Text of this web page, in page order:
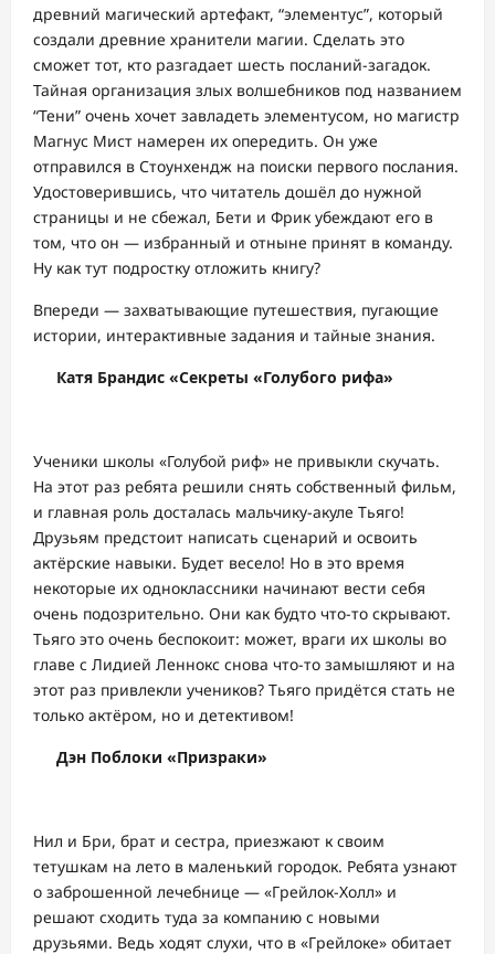
древний магический артефакт, “элементус”, который
создали древние хранители магии. Сделать это
сможет тот, кто разгадает шесть посланий-загадок.
Тайная организация злых волшебников под названием
“Тени” очень хочет завладеть элементусом, но магистр
Магнус Мист намерен их опередить. Он уже
отправился в Стоунхендж на поиски первого послания.
Удостоверившись, что читатель дошёл до нужной
страницы и не сбежал, Бети и Фрик убеждают его в
том, что он — избранный и отныне принят в команду.
Ну как тут подростку отложить книгу?
Впереди — захватывающие путешествия, пугающие
истории, интерактивные задания и тайные знания.
Катя Брандис «Секреты «Голубого рифа»
Ученики школы «Голубой риф» не привыкли скучать.
На этот раз ребята решили снять собственный фильм,
и главная роль досталась мальчику-акуле Тьяго!
Друзьям предстоит написать сценарий и освоить
актёрские навыки. Будет весело! Но в это время
некоторые их одноклассники начинают вести себя
очень подозрительно. Они как будто что-то скрывают.
Тьяго это очень беспокоит: может, враги их школы во
главе с Лидией Леннокс снова что-то замышляют и на
этот раз привлекли учеников? Тьяго придётся стать не
только актёром, но и детективом!
Дэн Поблоки «Призраки»
Нил и Бри, брат и сестра, приезжают к своим
тетушкам на лето в маленький городок. Ребята узнают
о заброшенной лечебнице — «Грейлок-Холл» и
решают сходить туда за компанию с новыми
друзьями. Ведь ходят слухи, что в «Грейлоке» обитает